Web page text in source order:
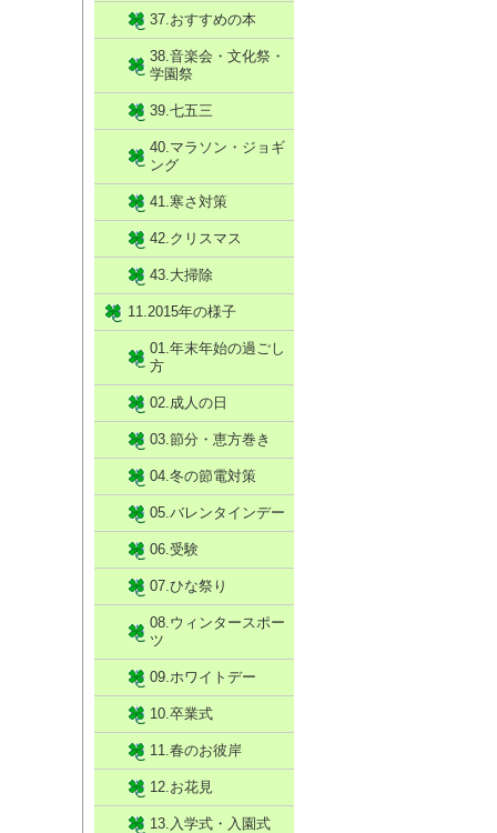
37.おすすめの本
38.音楽会・文化祭・
学園祭
39.七五三
40.マラソン・ジョギ
ング
41.寒さ対策
42.クリスマス
43.大掃除
11.2015年の様子
01.年末年始の過ごし
方
02.成人の日
03.節分・恵方巻き
04.冬の節電対策
05.バレンタインデー
06.受験
07.ひな祭り
08.ウィンタースポー
ツ
09.ホワイトデー
10.卒業式
11.春のお彼岸
12.お花見
13.入学式・入園式